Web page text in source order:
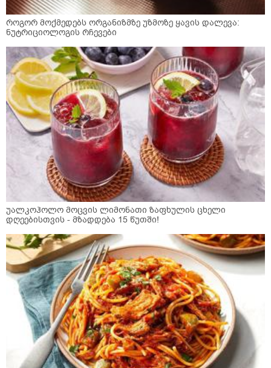
როგორ მოქმედებს ორგანიზმზე უზმოზე ყავის დალევა:
ნუტრიციოლოგის რჩევები
უალკოჰოლო მოცვის ლიმონათი ზაფხულის ცხელი
დღეებისთვის - მზადდება 15 წუთში!